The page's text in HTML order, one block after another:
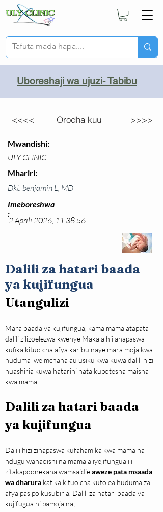
Uboreshaji wa ujuzi- Tabibu
<<<< Orodha kuu >>>>
Mwandishi:
ULY CLINIC
Mhariri:
Dkt. benjamin L, MD
2 Aprili 2026, 11:38:56
Dalili za hatari baada
ya kujifungua
Imeboreshwa
:
Utangulizi
Mara baada ya kujifungua, kama mama atapata
dalili zilizoelezwa kwenye Makala hii anapaswa
kufika kituo cha afya karibu naye mara moja kwa
huduma iwe mchana au usiku kwa kuwa dalili hizi
huashiria kuwa hatarini hata kupotesha maisha
kwa mama.
Dalili za hatari baada
ya kujifungua
Dalili hizi zinapaswa kufahamika kwa mama na
ndugu wanaoishi na mama aliyejifungua ili
zitakapoonekana wamsaidie aweze pata msaada
wa dharura katika kituo cha kutolea huduma za
afya pasipo kusubiria. Dalili za hatari baada ya
kujifugua ni pamoja na;